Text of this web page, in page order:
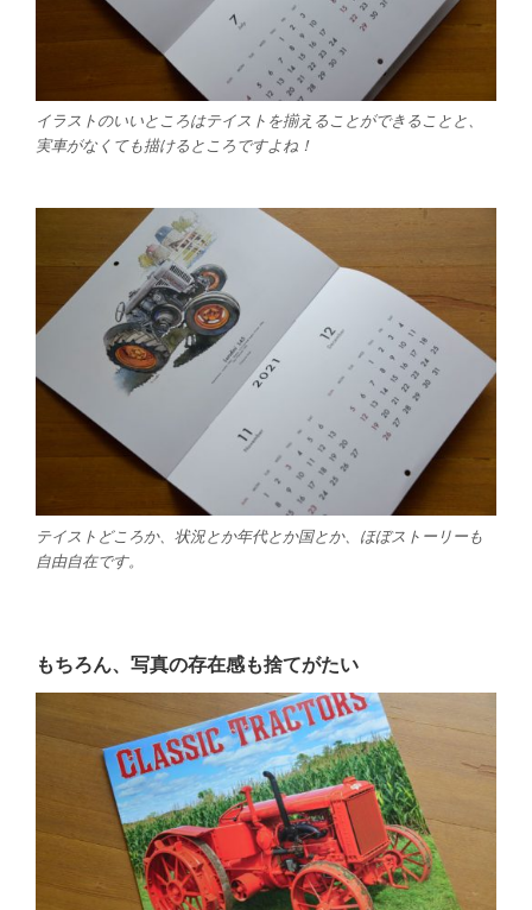
イラストのいいところはテイストを揃えることができることと、
実車がなくても描けるところですよね！
テイストどころか、状況とか年代とか国とか、ほぼストーリーも
自由自在です。
もちろん、写真の存在感も捨てがたい